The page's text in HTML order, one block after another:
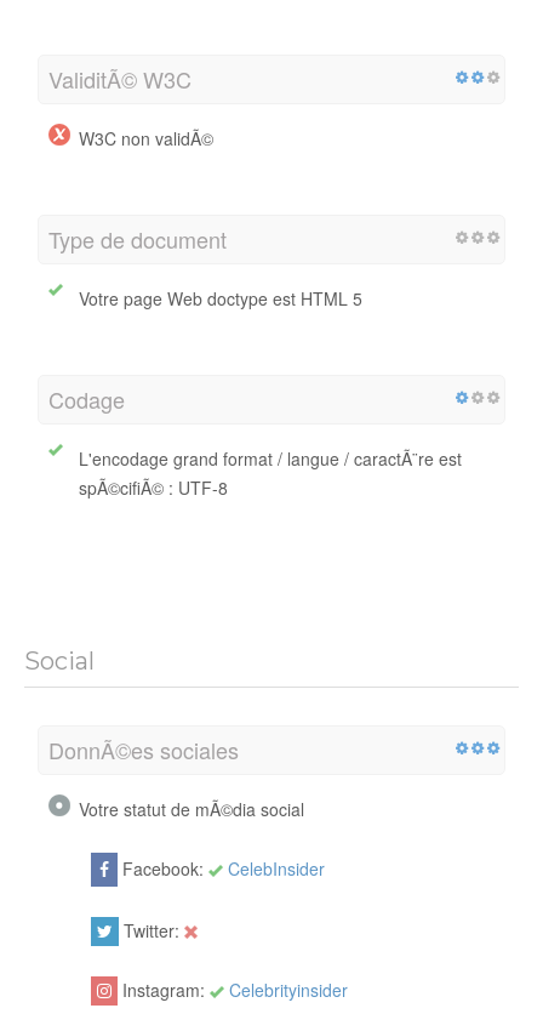
ValiditÃ© W3C
W3C non validÃ©
Type de document
Votre page Web doctype est HTML 5
Codage
L'encodage grand format / langue / caractÃ¨re est
spÃ©cifiÃ© : UTF-8
Social
DonnÃ©es sociales
Votre statut de mÃ©dia social
Facebook: CelebInsider
Twitter:
Instagram: Celebrityinsider